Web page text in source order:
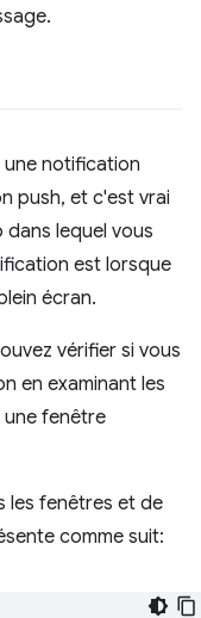
notification
push, et c'est vrai
lequel vous
est lorsque
écran.
vérifier si vous
en examinant les
fenêtre
les fenêtres et de
comme suit: